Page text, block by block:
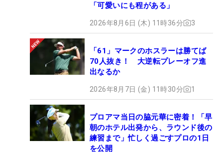
「可愛いにも程がある」
2026年8月6日 (木) 11時36分 3
「61」マークのホスラーは勝てば
70人抜き！ 大逆転プレーオフ進
出なるか
2026年8月7日 (金) 11時30分 1
プロアマ当日の脇元華に密着！「早
朝のホテル出発から、ラウンド後の
練習まで」忙しく過ごすプロの1日
を公開